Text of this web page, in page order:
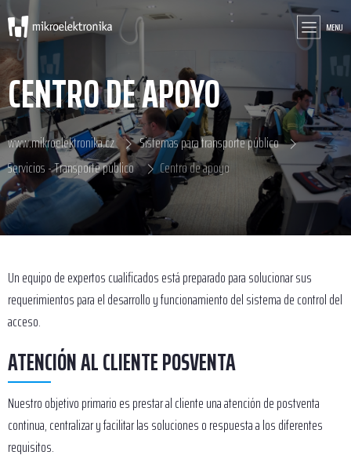
MENU
CENTRO DE APOYO
www.mikroelektronika.cz
Sistemas para transporte público
Servicios - Transporte público
Centro de apoyo
Un equipo de expertos cualificados está preparado para solucionar sus
requerimientos para el desarrollo y funcionamiento del sistema de control del
acceso.
ATENCIÓN AL CLIENTE POSVENTA
Nuestro objetivo primario es prestar al cliente una atención de postventa
continua, centralizar y facilitar las soluciones o respuesta a los diferentes
requisitos.